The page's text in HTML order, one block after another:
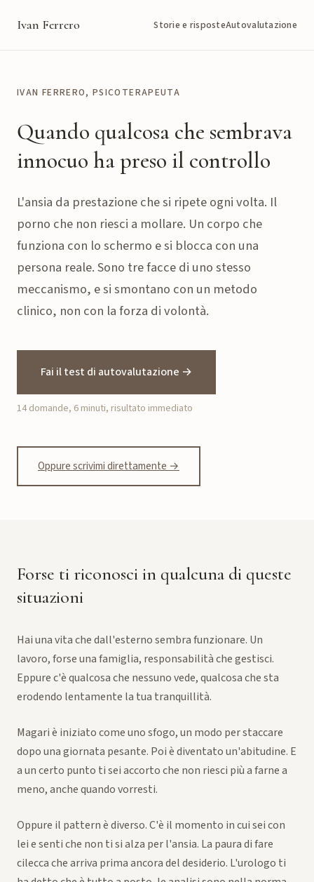
Ivan Ferrero Storie e risposteAutovalutazione
IVAN FERRERO, PSICOTERAPEUTA
Quando qualcosa che sembrava
innocuo ha preso il controllo
L'ansia da prestazione che si ripete ogni volta. Il
porno che non riesci a mollare. Un corpo che
funziona con lo schermo e si blocca con una
persona reale. Sono tre facce di uno stesso
meccanismo, e si smontano con un metodo
clinico, non con la forza di volontà.
Fai il test di autovalutazione →
14 domande, 6 minuti, risultato immediato
Oppure scrivimi direttamente →
Forse ti riconosci in qualcuna di queste
situazioni
Hai una vita che dall'esterno sembra funzionare. Un
lavoro, forse una famiglia, responsabilità che gestisci.
Eppure c'è qualcosa che nessuno vede, qualcosa che sta
erodendo lentamente la tua tranquillità.
Magari è iniziato come uno sfogo, un modo per staccare
dopo una giornata pesante. Poi è diventato un'abitudine. E
a un certo punto ti sei accorto che non riesci più a farne a
meno, anche quando vorresti.
Oppure il pattern è diverso. C'è il momento in cui sei con
lei e senti che non ti si alza per l'ansia. La paura di fare
cilecca che arriva prima ancora del desiderio. L'urologo ti